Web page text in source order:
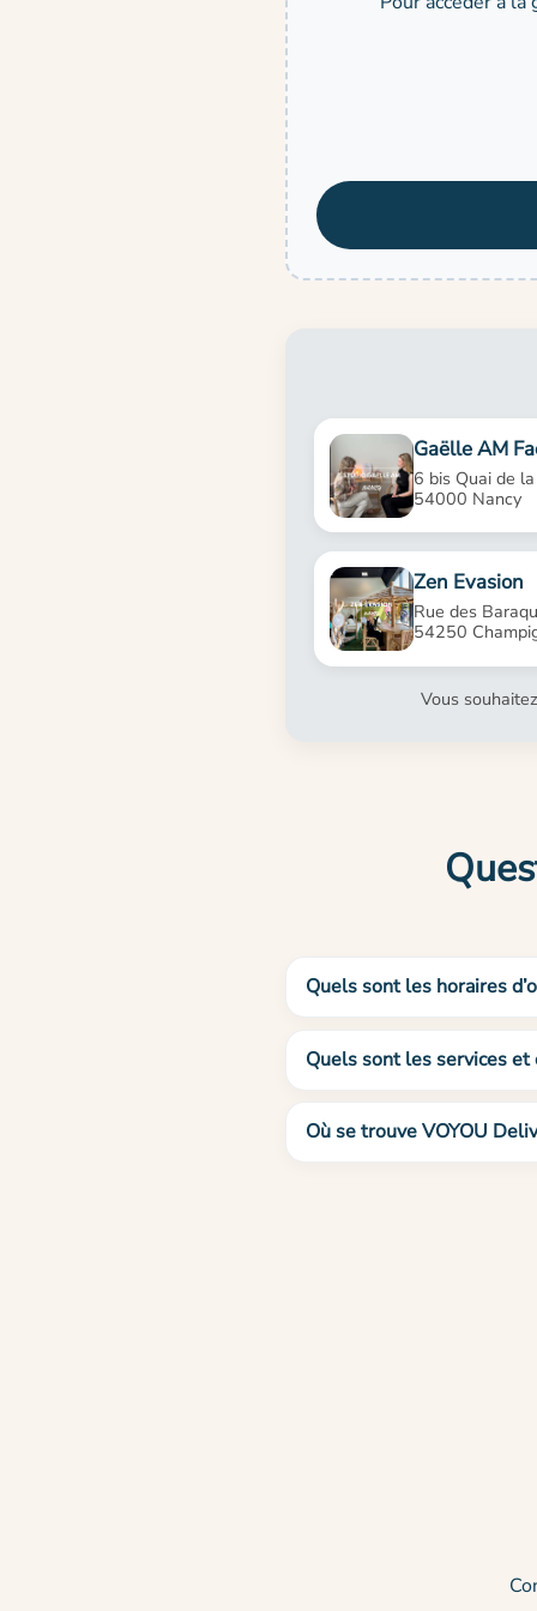
Gaëlle AM
6 bis Quai de
54000 Nancy
Zen Evasion
Rue des
54250
Vous
Quels sont les horaires
Quels sont les services et
Où se trouve VOYOU